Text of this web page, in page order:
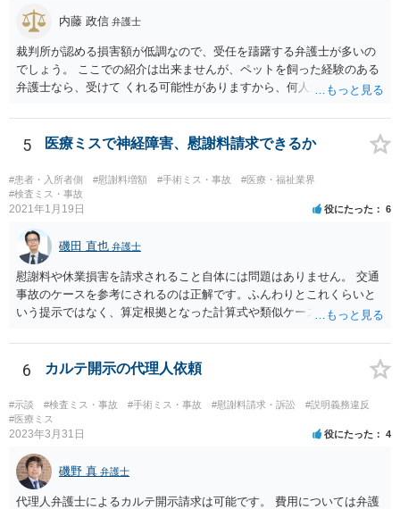
と思われます。 弁護士が介入することにより提示額が大きく変わるこ
とは多々あるため、可能であれば弁護士に依頼した上での交渉をお勧
めしたいところです。
内藤 政信 弁護士
裁判所が認める損害額が低調なので、受任を躊躇する弁護士が多いの
でしょう。 ここでの紹介は出来ませんが、ペットを飼った経験のある
弁護士なら、受けて くれる可能性がありますから、何人か問い合わせ
5 医療ミスで神経障害、慰謝料請求できるか
#患者・入所者側 #慰謝料増額 #手術ミス・事故
#医療・福祉業界
#検査ミス・事故
2021年1月19日 役にたった 6
磯田 直也 弁護士
慰謝料や休業損害を請求されること自体には問題はありません。 交通
事故のケースを参考にされるのは正解です。ふんわりとこれくらいと
いう提示ではなく、算定根拠となった計算式や類似ケースでの裁判所
面、針刺し事故については医療者側の故意や過失がないと思われるケ
ースが多く、早期解決のためにある程度の減額等があることはやむを
などには、弁護士へのご依頼も検討されるべきかと思います。 弁護士
への依頼が必要になる際に備えて、また現時点でのアドバイス等をも
らうために、一度法律事務所にご相談されておいても良いかも知れま
せん。
6 カルテ開示の代理人依頼
#示談 #検査ミス・事故 #手術ミス・事故 #慰謝料請求・訴訟
#説明義務違反
#医療ミス
2023年3月31日 役にたった 4
磯野 真 弁護士
代理人弁護士によるカルテ開示請求は可能です。 費用については弁護